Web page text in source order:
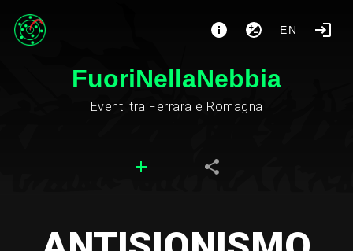
EN
FuoriNellaNebbia
Eventi tra Ferrara e Romagna